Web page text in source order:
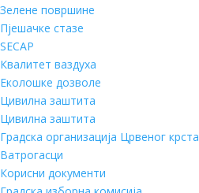
Зелене површине
Пјешачке стазе
SECAP
Квалитет ваздуха
Еколошке дозволе
Цивилна заштита
Цивилна заштита
Градска организација Црвеног крста
Ватрогасци
Корисни документи